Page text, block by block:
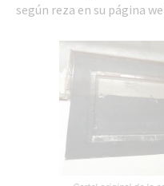
según reza en su página